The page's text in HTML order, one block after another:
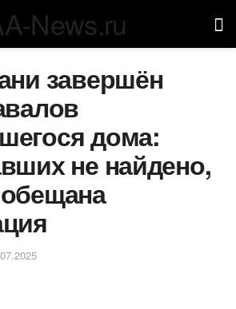
News.ru
завершён
дома:
не найдено,